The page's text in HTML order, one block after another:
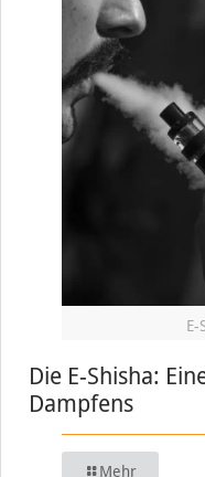
E-
Die E-Shisha:
Dampfens
Mehr